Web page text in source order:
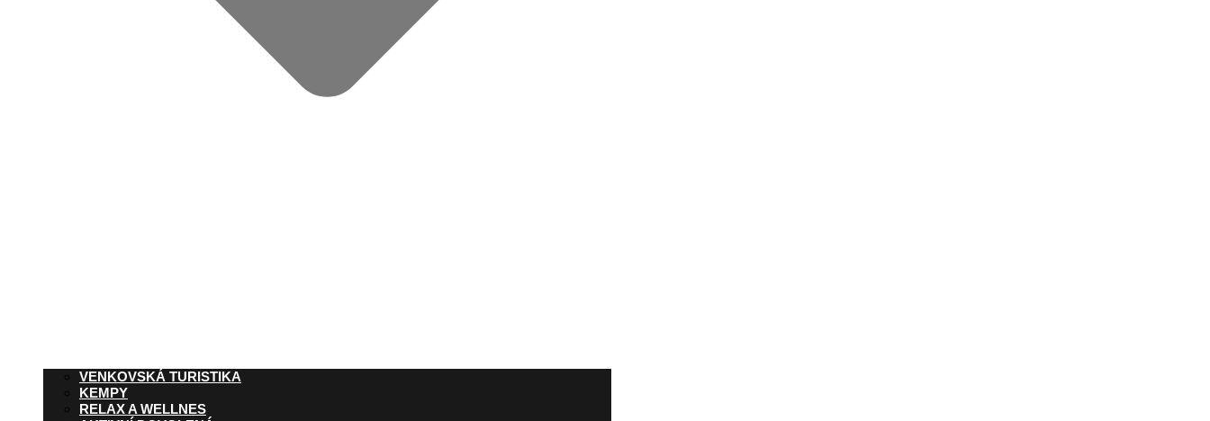
VENKOVSKÁ TURISTIKA
KEMPY
RELAX A WELLNES